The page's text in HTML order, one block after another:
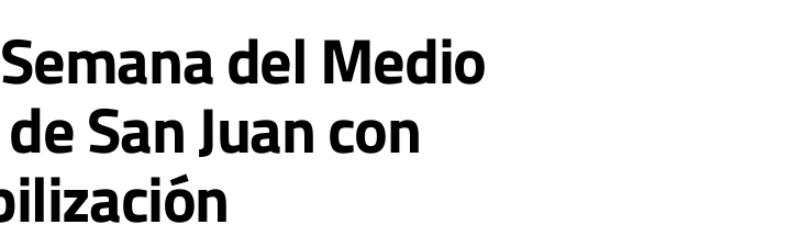
del Medio
San Juan con